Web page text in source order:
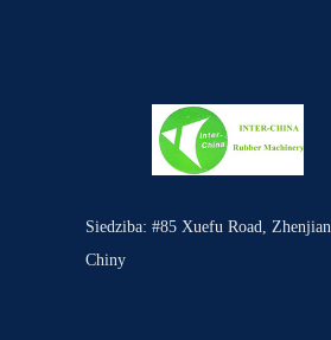
Siedziba: #85 Xuefu Road,
Chiny